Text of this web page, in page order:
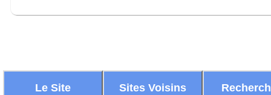
Le Site Sites Voisins